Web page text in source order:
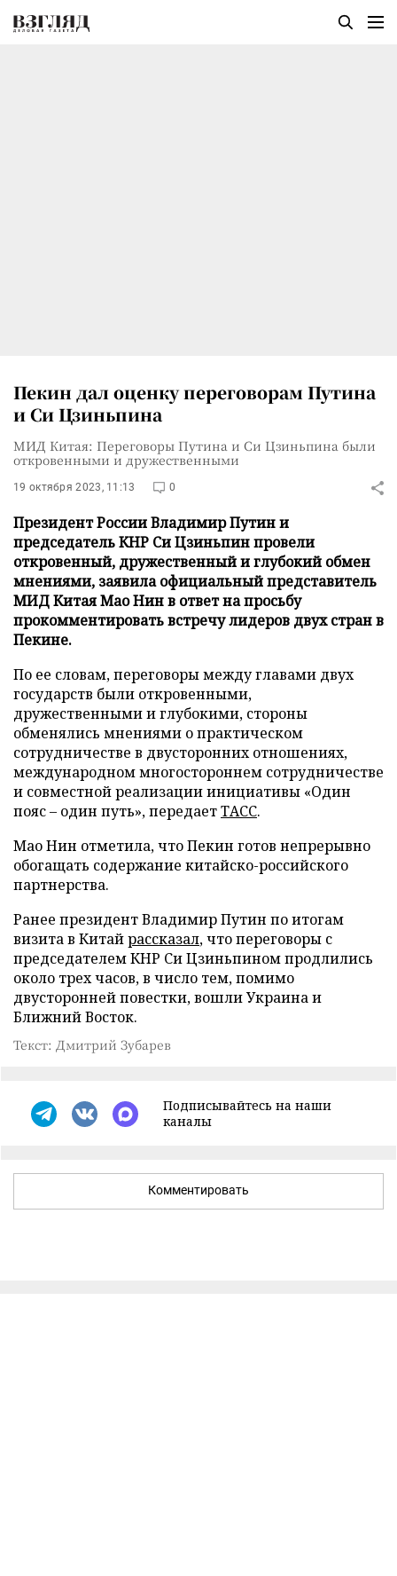
Пекин дал оценку переговорам Путина
и Си Цзиньпина
МИД Китая: Переговоры Путина и Си Цзиньпина были
откровенными и дружественными
19 октября 2023, 11:13 0
Президент России Владимир Путин и
председатель КНР Си Цзиньпин провели
откровенный, дружественный и глубокий обмен
мнениями, заявила официальный представитель
МИД Китая Мао Нин в ответ на просьбу
прокомментировать встречу лидеров двух стран в
Пекине.
По ее словам, переговоры между главами двух
государств были откровенными,
дружественными и глубокими, стороны
обменялись мнениями о практическом
сотрудничестве в двусторонних отношениях,
международном многостороннем сотрудничестве
и совместной реализации инициативы «Один
пояс – один путь», передаетТАСС.
Мао Нин отметила, что Пекин готов непрерывно
обогащать содержание китайско-российского
партнерства.
Ранее президент Владимир Путин по итогам
визита в Китайрассказал, что переговоры с
председателем КНР Си Цзиньпином продлились
около трех часов, в число тем, помимо
двусторонней повестки, вошли Украина и
Ближний Восток.
Текст: Дмитрий Зубарев
Подписывайтесь на наши
каналы
Комментировать